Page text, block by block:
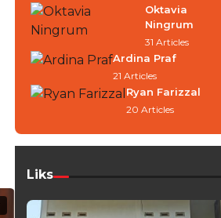
Oktavia
Ningrum
31 Articles
Ardina Praf
21 Articles
Ryan Farizzal
20 Articles
Liks